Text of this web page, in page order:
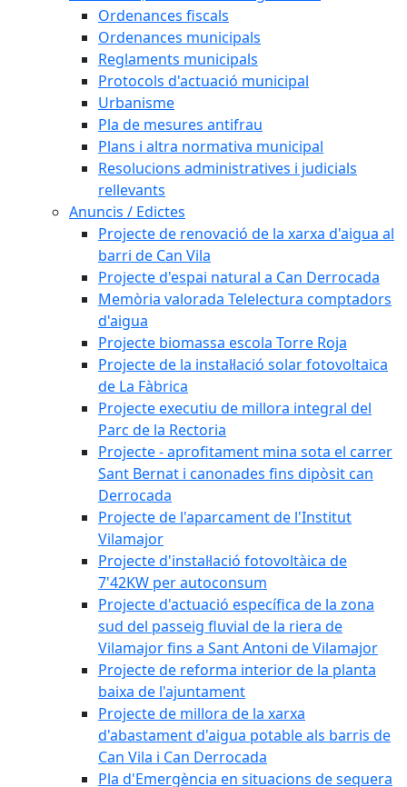
Ordenances fiscals
Ordenances municipals
Reglaments municipals
Protocols d'actuació municipal
Urbanisme
Pla de mesures antifrau
Plans i altra normativa municipal
Resolucions administratives i judicials
rellevants
Anuncis / Edictes
Projecte de renovació de la xarxa d'aigua al
barri de Can Vila
Projecte d'espai natural a Can Derrocada
Memòria valorada Telelectura comptadors
d'aigua
Projecte biomassa escola Torre Roja
Projecte de la instal·lació solar fotovoltaica
de La Fàbrica
Projecte executiu de millora integral del
Parc de la Rectoria
Projecte - aprofitament mina sota el carrer
Sant Bernat i canonades fins dipòsit can
Derrocada
Projecte de l'aparcament de l'Institut
Vilamajor
Projecte d'instal·lació fotovoltàica de
7'42KW per autoconsum
Projecte d'actuació específica de la zona
sud del passeig fluvial de la riera de
Vilamajor fins a Sant Antoni de Vilamajor
Projecte de reforma interior de la planta
baixa de l'ajuntament
Projecte de millora de la xarxa
d'abastament d'aigua potable als barris de
Can Vila i Can Derrocada
Pla d'Emergència en situacions de sequera